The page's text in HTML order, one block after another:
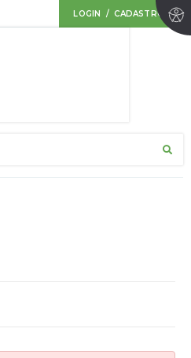
LOGIN / CADASTRO